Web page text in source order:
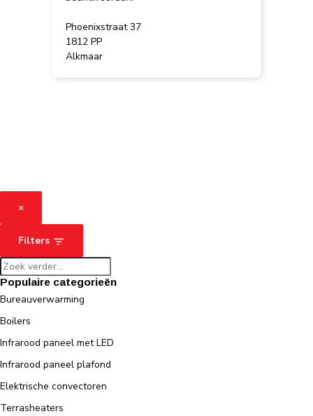
Phoenixstraat 37
1812 PP
Alkmaar
×
Filters
Populaire categorieën
Bureauverwarming
Boilers
Infrarood paneel met LED
Infrarood paneel plafond
Elektrische convectoren
Terrasheaters